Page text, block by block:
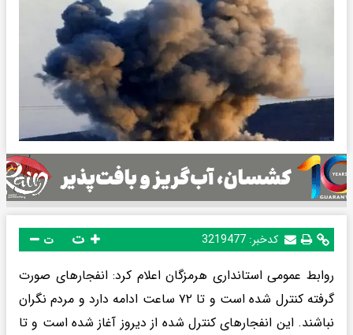
کدخبر: 3219477 ت
روابط عمومی استانداری هرمزگان اعلام کرد: انفجار‌های صورت
گرفته کنترل شده است و تا ۷۲ ساعت ادامه دارد و مردم نگران
نباشند. این انفجارهای کنترل شده از دیروز آغاز شده است و تا